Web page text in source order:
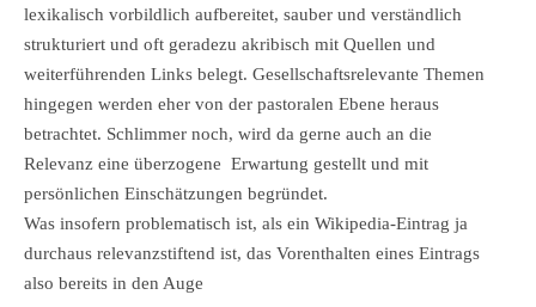
lexikalisch vorbildlich aufbereitet, sauber und verständlich
strukturiert und oft geradezu akribisch mit Quellen und
weiterführenden Links belegt. Gesellschaftsrelevante Themen
hingegen werden eher von der pastoralen Ebene heraus
betrachtet. Schlimmer noch, wird da gerne auch an die
Relevanz eine überzogene Erwartung gestellt und mit
persönlichen Einschätzungen begründet.
Was insofern problematisch ist, als ein Wikipedia-Eintrag ja
durchaus relevanzstiftend ist, das Vorenthalten eines Eintrags
also bereits in den Auge